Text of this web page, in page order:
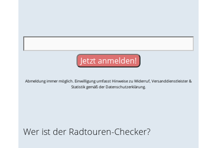
Abmeldung immer möglich. Einwilligung umfasst Hinweise zu Widerruf, Versanddienstleister &
Statistik gemäß der Datenschutzerklärung.
Wer ist der Radtouren-Checker?